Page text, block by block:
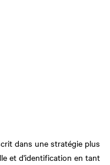
dans une stratégie plus
et d'identification en tant